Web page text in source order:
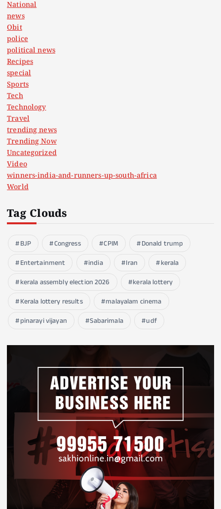
National
news
Obit
police
political news
Recipes
special
Sports
Tech
Technology
Travel
trending news
Trending Now
Uncategorized
Video
winners-india-and-runners-up-south-africa
World
Tag Clouds
BJP Congress CPIM
Donald trump
Entertainment
india Iran
kerala
kerala assembly election 2026
kerala lottery
Kerala lottery results
malayalam cinema
pinarayi vijayan
Sabarimala udf